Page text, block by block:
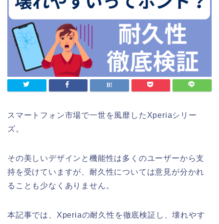
スマートフォン市場で一世を風靡したXperiaシリー
ズ。
その美しいデザインと機能性は多くのユーザーから支
持を受けていますが、耐久性については意見が分かれ
ることも少なくありません。
本記事では、Xperiaの耐久性を徹底検証し、壊れやす